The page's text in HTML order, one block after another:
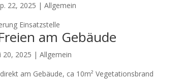
22, 2025 | Allgemein
Einsatzstelle
am Gebäude
20, 2025 | Allgemein
am Gebäude, ca 10m² Vegetationsbrand